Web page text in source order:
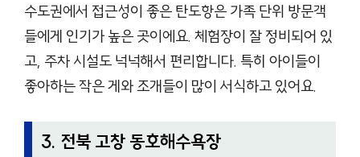
수도권에서 접근성이 좋은 탄도항은 가족 단위 방문객
들에게 인기가 높은 곳이에요. 체험장이 잘 정비되어 있
고, 주차 시설도 넉넉해서 편리합니다. 특히 아이들이
좋아하는 작은 게와 조개들이 많이 서식하고 있어요.
3. 전북 고창 동호해수욕장